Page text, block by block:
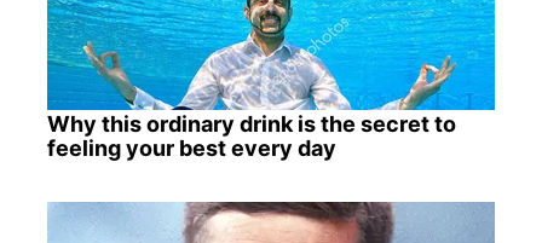
Why this ordinary drink is the secret to
feeling your best every day